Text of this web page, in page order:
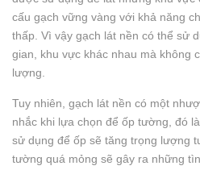
cấu gạch vững vàng với khả năng
thấp. Vì vậy gạch lát nền có thể sử
gian, khu vực khác nhau mà không
lượng.
Tuy nhiên, gạch lát nền có một
nhắc khi lựa chọn để ốp tường, đó
sử dụng để ốp sẽ tăng trọng lượng
tường quá mỏng sẽ gây ra những